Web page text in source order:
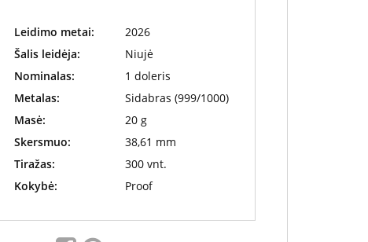
Leidimo metai:
2026
Šalis leidėja:
Niujė
Nominalas:
1 doleris
Metalas:
Sidabras (999/1000)
Masė:
20 g
Skersmuo:
38,61 mm
Tiražas:
300 vnt.
Kokybė:
Proof